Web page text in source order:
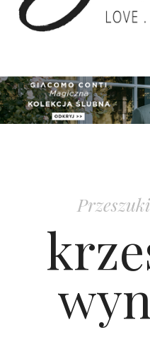
ADVERTISING
ZGŁOSZENIA
KSIĄŻKI BRIDELLE
POLECANE FIRMY